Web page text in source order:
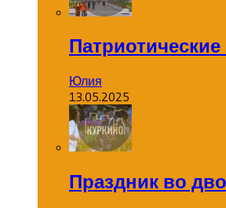
Юлия
13.05.2025
Праздник во